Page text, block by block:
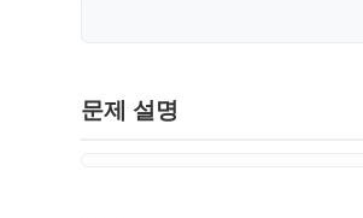
문제 설명